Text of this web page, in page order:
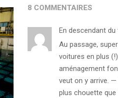
8 COMMENTAIRES
En descendant du
Au passage,
voitures en plus
aménagement
veut on y arrive.
plus chouette